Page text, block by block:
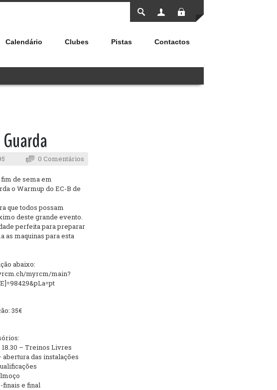
Calendário Clubes Pistas Contactos
0 Comentários
de sema em
o Warmup do EC-B de
que todos possam
deste grande evento.
perfeita para preparar
as maquinas para esta
abaixo:
myrcm/main?
35€
18.30 – Treinos Livres
das instalações
finais e final